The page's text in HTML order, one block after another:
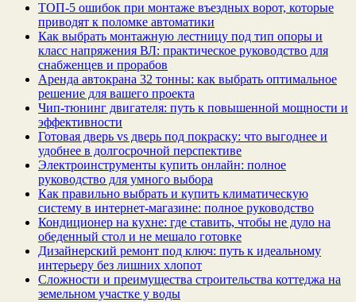
ТОП-5 ошибок при монтаже въездных ворот, которые
приводят к поломке автоматики
Как выбрать монтажную лестницу под тип опоры и
класс напряжения ВЛ: практическое руководство для
снабженцев и прорабов
Аренда автокрана 32 тонны: как выбрать оптимальное
решение для вашего проекта
Чип‑тюнинг двигателя: путь к повышенной мощности и
эффективности
Готовая дверь vs дверь под покраску: что выгоднее и
удобнее в долгосрочной перспективе
Электроинструменты купить онлайн: полное
руководство для умного выбора
Как правильно выбрать и купить климатическую
систему в интернет‑магазине: полное руководство
Кондиционер на кухне: где ставить, чтобы не дуло на
обеденный стол и не мешало готовке
Дизайнерский ремонт под ключ: путь к идеальному
интерьеру без лишних хлопот
Сложности и преимущества строительства коттеджа на
земельном участке у воды